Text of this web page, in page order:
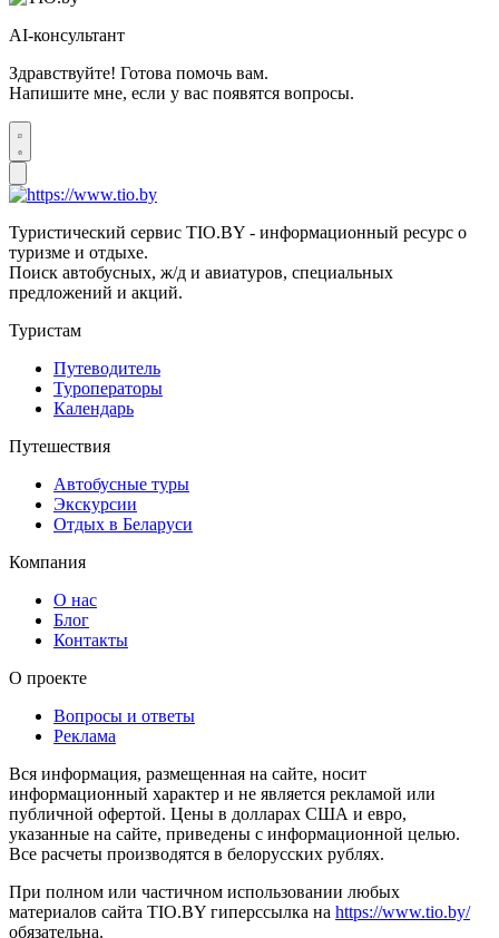
AI-консультант
Здравствуйте! Готова помочь вам.
Напишите мне, если у вас появятся вопросы.
Туристический сервис TIO.BY - информационный ресурс о
туризме и отдыхе.
Поиск автобусных, ж/д и авиатуров, специальных
предложений и акций.
Туристам
Путеводитель
Туроператоры
Календарь
Путешествия
Автобусные туры
Экскурсии
Отдых в Беларуси
Компания
О нас
Блог
Контакты
О проекте
Вопросы и ответы
Реклама
Вся информация, размещенная на сайте, носит
информационный характер и не является рекламой или
публичной офертой. Цены в долларах США и евро,
указанные на сайте, приведены с информационной целью.
Все расчеты производятся в белорусских рублях.
При полном или частичном использовании любых
материалов сайта TIO.BY гиперссылка на https://www.tio.by/
обязательна.